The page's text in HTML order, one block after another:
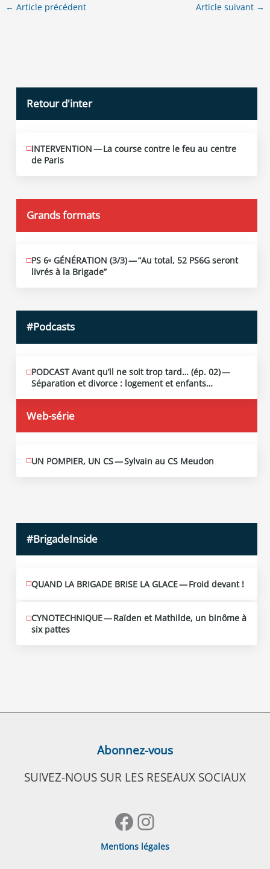
← Article précédent Article suivant →
Retour d'inter
JUIN
12
2026
INTERVENTION — La course contre le feu au centre
de Paris
Grands formats
JUIN
19
PS 6ᵉ GÉNÉRATION (3/​3) — “Au total, 52 PS6G seront
livrés à la Brigade”
#Podcasts
MAI
13
2026
PODCAST Avant qu’il ne soit trop tard… (ép. 02) —
Séparation et divorce : logement et enfants…
Web-série
MAI
10
UN POMPIER, UN CS — Sylvain au CS Meudon
#BrigadeInside
QUAND LA BRIGADE BRISE LA GLACE — Froid devant !
CYNOTECHNIQUE — Raïden et Mathilde, un binôme à
six pattes
Abonnez-vous
SUIVEZ-NOUS SUR LES RESEAUX SOCIAUX
Facebook
Instagram
Mentions légales